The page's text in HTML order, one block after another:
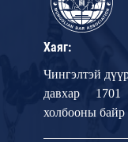
Хаяг:
Чингэлтэй
давхар
холбооны байр